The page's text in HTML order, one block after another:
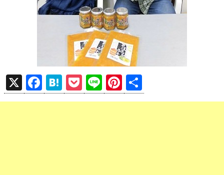
X
F
a
H
at
P
o
Li
n
Pi
nt 有